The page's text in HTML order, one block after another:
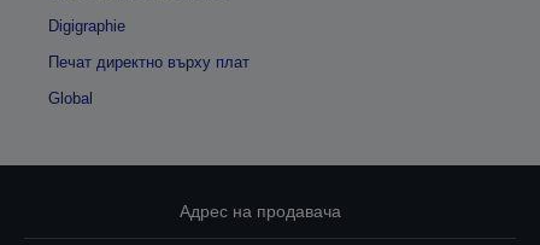
Digigraphie
Печат директно върху плат
Global
Адрес на продавача